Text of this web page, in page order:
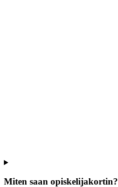
Miten saan opiskelijakortin?